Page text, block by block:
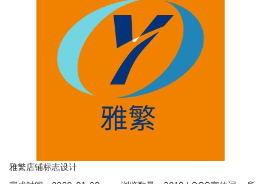
雅繁店铺标志设计